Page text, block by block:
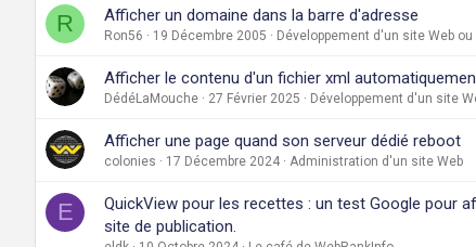
R Afficher un domaine dans la barre d'adresse
Ron56 19 Décembre 2005 Développement d'un site Web
Afficher le contenu d'un fichier xml
DédéLaMouche 27 Février 2025 Développement d'un site
Afficher une page quand son serveur dédié reboot
colonies 17 Décembre 2024 Administration d'un site Web
E
QuickView pour les recettes : un test Google pour
site de publication.